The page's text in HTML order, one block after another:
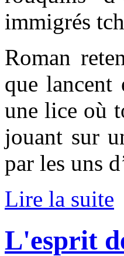
immigrés
Roman
que lancent
une lice où
jouant sur
par les uns
Lire la suite
L'esprit